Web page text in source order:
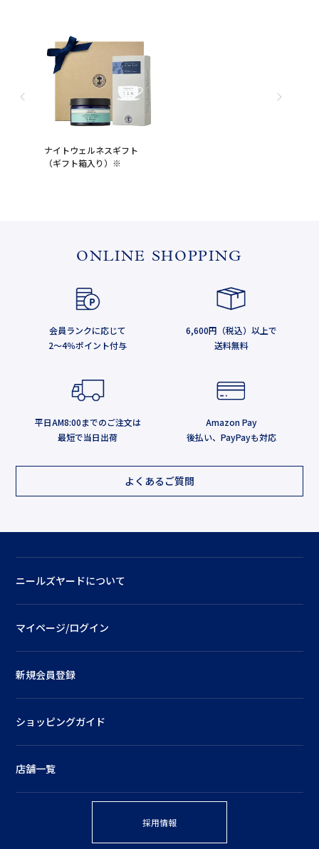
ナイトウェルネスギフト
（ギフト箱入り）※
ONLINE SHOPPING
会員ランクに応じて
2～4％ポイント付与
6,600円（税込）以上で
送料無料
平日AM8:00までのご注文は
最短で当日出荷
Amazon Pay
後払い、PayPayも対応
よくあるご質問
ニールズヤードについて
マイページ/ログイン
新規会員登録
ショッピングガイド
店舗一覧
採用情報